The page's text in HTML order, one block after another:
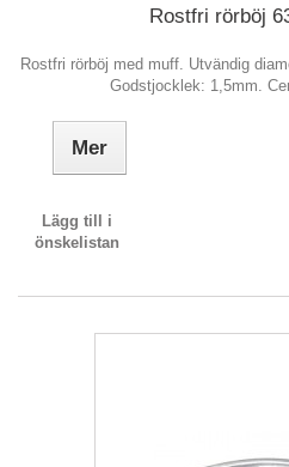
Rostfri rörböj
Rostfri rörböj med muff. Utvändig
Godstjocklek: 1,5mm.
Mer
Lägg till i
önskelistan